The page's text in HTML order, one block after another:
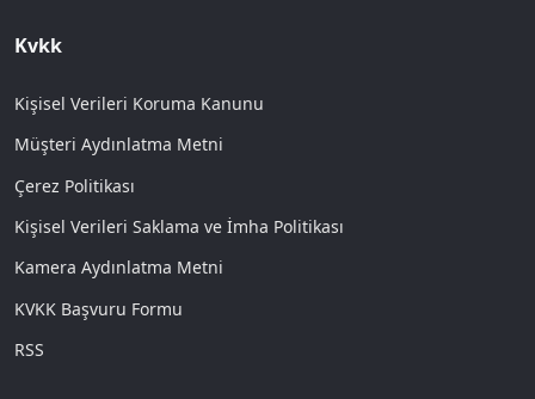
Kvkk
Kişisel Verileri Koruma Kanunu
Müşteri Aydınlatma Metni
Çerez Politikası
Kişisel Verileri Saklama ve İmha Politikası
Kamera Aydınlatma Metni
KVKK Başvuru Formu
RSS